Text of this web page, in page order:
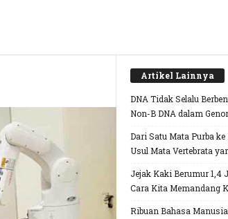
Artikel Lainnya
DNA Tidak Selalu
Non-B DNA dalam
Dari Satu Mata Purba
Usul Mata Vertebrata
Jejak Kaki Berumur 1,4
Cara Kita Memandang
Ribuan Bahasa